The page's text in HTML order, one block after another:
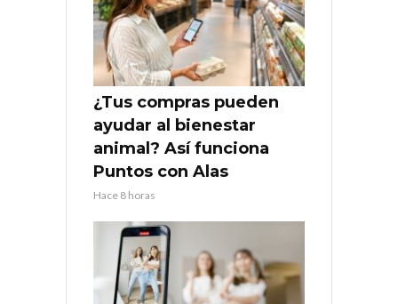
¿Tus compras pueden
ayudar al bienestar
animal? Así funciona
Puntos con Alas
Hace 8 horas